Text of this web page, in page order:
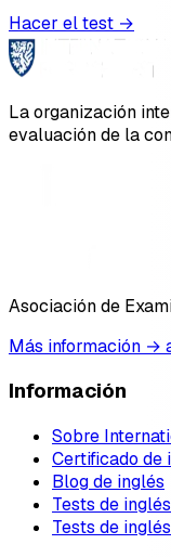
Hacer el test →
La organización
evaluación de la
Asociación de
Más información →
Información
Sobre
Certificado de
Blog de inglés
Tests de
Tests de